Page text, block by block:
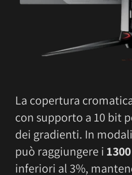
La copertura
con supporto a 10 bit
dei gradienti. In
può raggiungere i
inferiori al 3%,